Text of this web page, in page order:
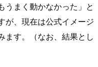
うまく動かなかった」と
が、現在は公式イメージ
ます。（なお、結果とし